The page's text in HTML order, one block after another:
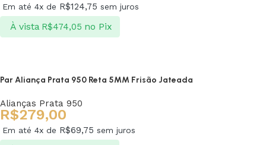
Em até 4x de R$124,75 sem juros
À vista R$474,05 no Pix
Par Aliança Prata 950 Reta 5MM Frisão Jateada
Alianças Prata 950
R$279,00
Em até 4x de R$69,75 sem juros